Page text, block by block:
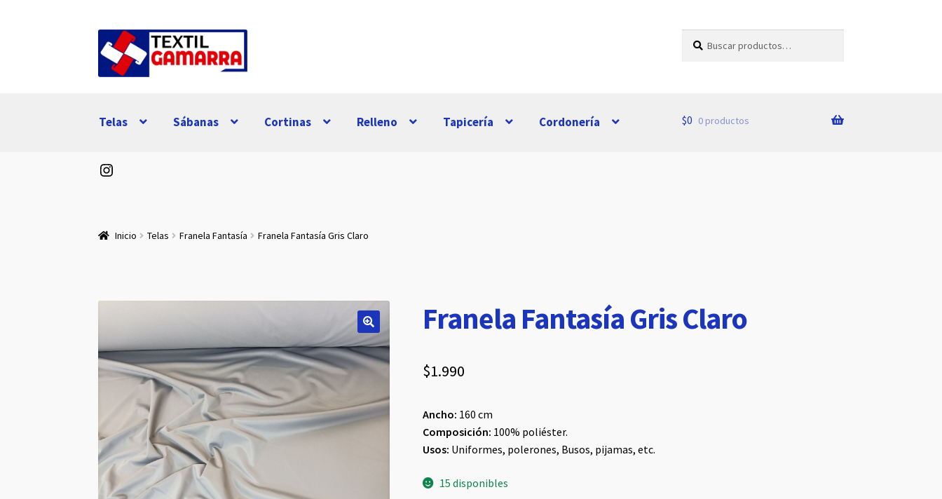
a
al
contenido
por:
Telas Sábanas Cortinas Relleno Tapicería Cordonería $0 0 productos
Instagram
Inicio Telas Franela Fantasía Franela Fantasía Gris Claro
Franela Fantasía Gris Claro
$1.990
Ancho: 160 cm
Composición: 100% poliéster.
Usos: Uniformes, polerones, Busos, pijamas, etc.
15 disponibles